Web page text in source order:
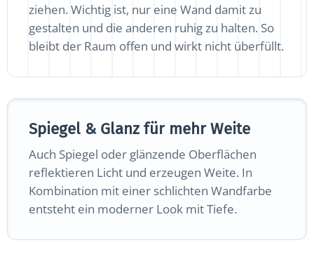
ziehen. Wichtig ist, nur eine Wand damit zu
gestalten und die anderen ruhig zu halten. So
bleibt der Raum offen und wirkt nicht überfüllt.
Spiegel & Glanz für mehr Weite
Auch Spiegel oder glänzende Oberflächen
reflektieren Licht und erzeugen Weite. In
Kombination mit einer schlichten Wandfarbe
entsteht ein moderner Look mit Tiefe.